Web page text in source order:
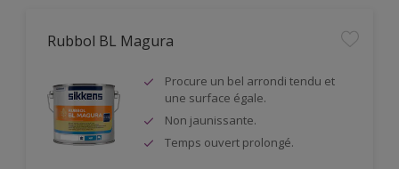
Rubbol BL Magura
Procure un bel arrondi tendu et
une surface égale.
Non jaunissante.
Temps ouvert prolongé.